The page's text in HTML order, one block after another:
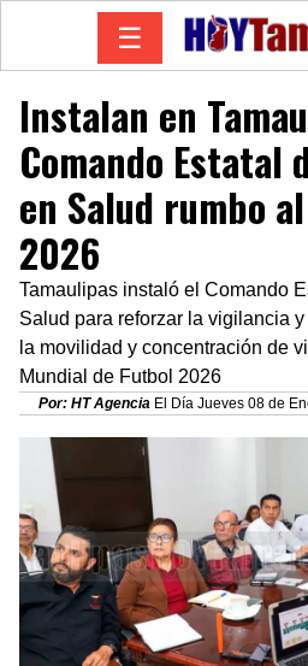
☰
Instalan en
Comando Estatal
en Salud rumbo
2026
Tamaulipas instaló el Comando
Salud para reforzar la vigilancia
la movilidad y concentración de
Mundial de Futbol 2026
Por: HT Agencia El Día Jueves 08 de